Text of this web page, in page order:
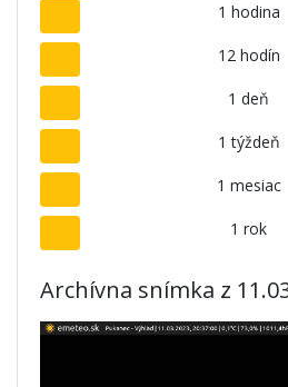
1 hodina
12 hodín
1 deň
1 týždeň
1 mesiac
1 rok
Archívna snímka z